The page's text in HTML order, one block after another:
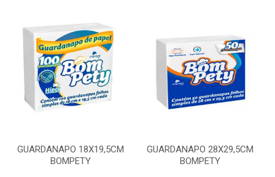
GUARDANAPO 18X19,5CM
BOMPETY
GUARDANAPO 28X29,5CM
BOMPETY